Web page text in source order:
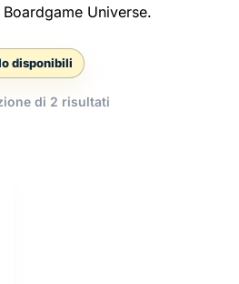
Universe.
disponibili
di 2 risultati